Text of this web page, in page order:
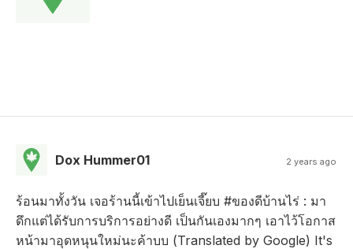
Dox Hummer01 2 years ago
ร้อนมาทั้งวัน เจอร้านนี้เข้าไปเย็นเจี๊ยบ #ของดีบ้านไร่ : มา
ดึกแต่ได้รับการบริการอย่างดี เป็นกันเองมากๆ เอาไว้โอกาส
หน้ามาอุดหนุนใหม่นะค้าบบ (Translated by Google) It's